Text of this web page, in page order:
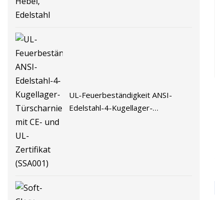
UL-Feuerbeständigkeit ANSI-
Edelstahl-4-Kugellager-